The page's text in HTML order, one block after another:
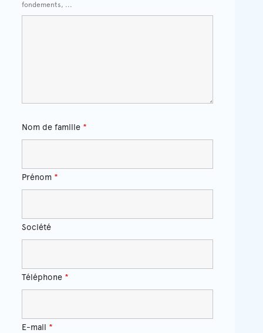
fondements, ...
Nom de famille *
Prénom *
Société
Téléphone *
E-mail *